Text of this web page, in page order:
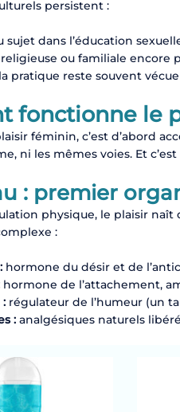
persistent :
sujet dans l’éducation
ou familiale encore
pratique reste souvent
fonctionne le
féminin, c’est d’abord
ni les mêmes voies. Et
: premier
physique, le plaisir naît
:
hormone du désir et de
hormone de l’attachement,
régulateur de l’humeur (un
: analgésiques naturels